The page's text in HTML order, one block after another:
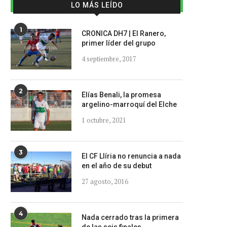
LO MÁS LEÍDO
1
CRONICA DH7 | El Ranero,
primer líder del grupo
4 septiembre, 2017
2
Elías Benali, la promesa
argelino-marroquí del Elche
1 octubre, 2021
3
El CF Llíria no renuncia a nada
en el año de su debut
27 agosto, 2016
4
Nada cerrado tras la primera